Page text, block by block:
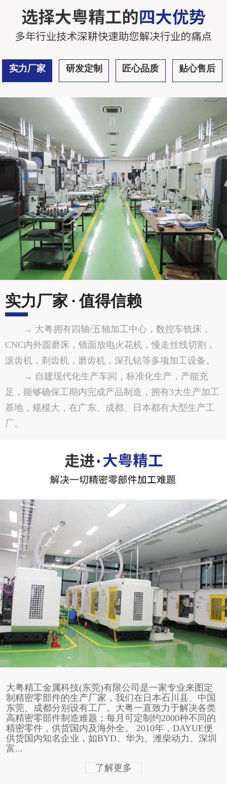
实力厂家 研发定制 匠心品质 贴心售后
实力厂家 · 值得信赖
→ 大粤拥有四轴/五轴加工中心，数控车铣床，
CNC内外圆磨床，镜面放电火花机，慢走丝线切割，
滚齿机，剃齿机，磨齿机，深孔钻等多项加工设备。
→ 自建现代化生产车间，标准化生产，产能充
足，能够确保工期内完成产品制造，拥有3大生产加工
基地，规模大，在广东、成都、日本都有大型生产工
厂。
大粤精工金属科技(东莞)有限公司是一家专业来图定
制精密零部件的生产厂家，我们在日本石川县、中国
东莞、成都分别设有工厂。大粤一直致力于解决各类
高精密零部件制造难题；每月可定制约2000种不同的
精密零件，供货国内及海外全。 2010年，DAYUE便
供货国内知名企业，如BYD、华为、潍柴动力、深圳
富...
了解更多